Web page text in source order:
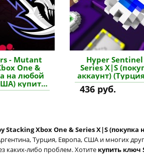
- Mutant
One &
на любой
купить
Hyper
Series X|S
аккаунт)
436 руб.
Stacking Xbox One & Series X|S
Турция, Европа, США и многих
каких-либо проблем. Хотите купить ключ